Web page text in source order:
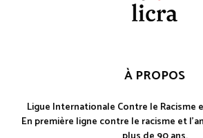
À PROPOS
Ligue Internationale Contre le Racisme
En première ligne contre le racisme et